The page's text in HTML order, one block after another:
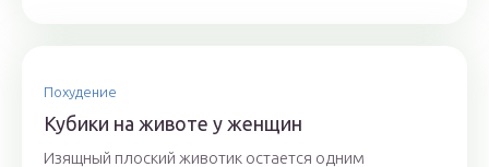
Похудение
Кубики на животе у женщин
Изящный плоский животик остается одним